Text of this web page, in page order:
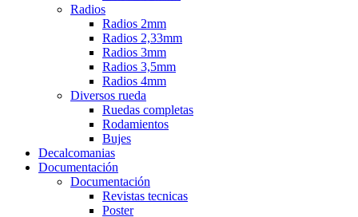
Radios
Radios 2mm
Radios 2,33mm
Radios 3mm
Radios 3,5mm
Radios 4mm
Diversos rueda
Ruedas completas
Rodamientos
Bujes
Decalcomanias
Documentación
Documentación
Revistas tecnicas
Poster